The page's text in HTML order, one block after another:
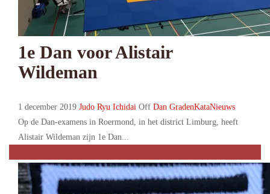
1e Dan voor Alistair
Wildeman
1 december 2019 Judo Ryu Ichidai Off Dan GradenKataNieuws
Op de Dan-examens in Roermond, in het district Limburg, heeft
Alistair Wildeman zijn 1e Dan...